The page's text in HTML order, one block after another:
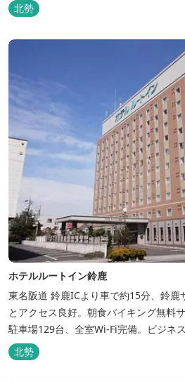
北勢
ホテルルートイン鈴鹿
東名阪道 鈴鹿ICより車で約15分、鈴
とアクセス良好。朝食バイキング無料
駐車場129台、全室Wi-Fi完備。ビジネ
快適なホテルライフをご提供します。
北勢